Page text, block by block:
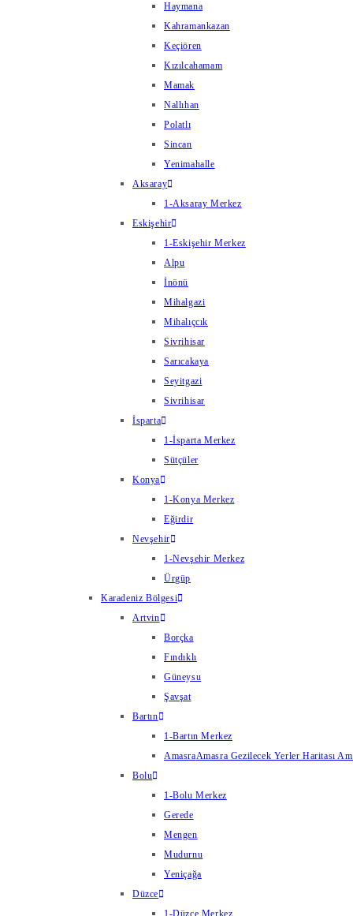
Haymana
Kahramankazan
Keçiören
Kızılcahamam
Mamak
Nallıhan
Polatlı
Sincan
Yenimahalle
Aksaray
1-Aksaray Merkez
Eskişehir
1-Eskişehir Merkez
Alpu
İnönü
Mihalgazi
Mihalıçcık
Sivrihisar
Sarıcakaya
Seyitgazi
Sivrihisar
İsparta
1-İsparta Merkez
Sütçüler
Konya
1-Konya Merkez
Eğirdir
Nevşehir
1-Nevşehir Merkez
Ürgüp
Karadeniz Bölgesi
Artvin
Borçka
Fındıklı
Güneysu
Şavşat
Bartın
1-Bartın Merkez
AmasraAmasra Gezilecek Yerler Haritası
Bolu
1-Bolu Merkez
Gerede
Mengen
Mudurnu
Yeniçağa
Düzce
1-Düzce Merkez